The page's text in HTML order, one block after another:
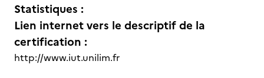
Statistiques :
Lien internet vers le descriptif de la
certification :
http://www.iut.unilim.fr